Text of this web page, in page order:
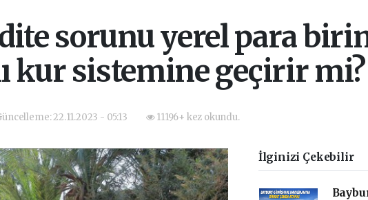
sorunu yerel para
kur sistemine geçirir mi?
22.11.2023 - 05:13 11196+ kez okundu.
İlginizi Çekebilir